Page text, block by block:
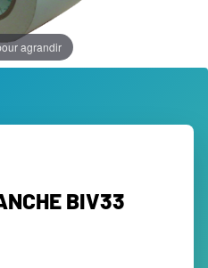
agrandir
BIV33